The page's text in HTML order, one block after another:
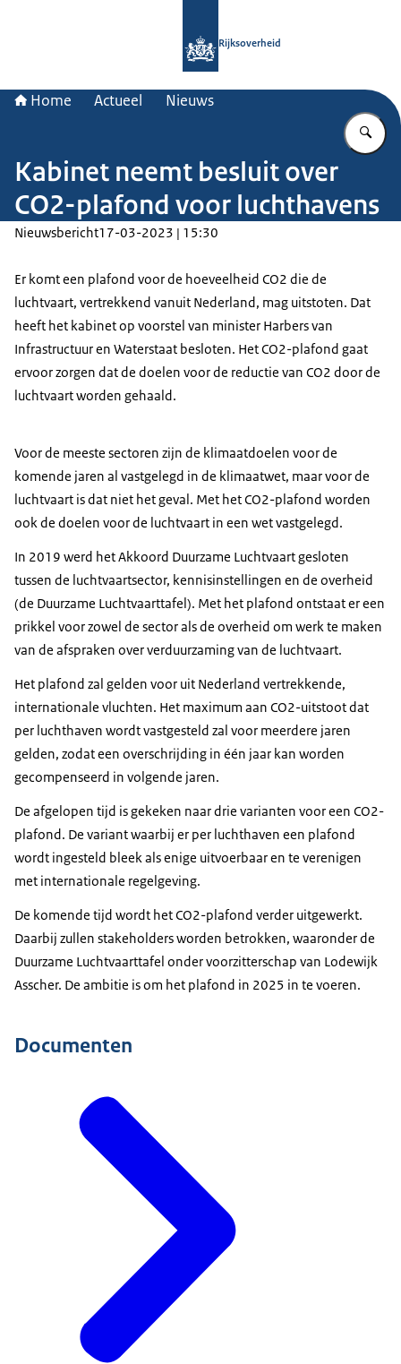
Rijksoverheid
Home Actueel Nieuws
Kabinet neemt besluit over
CO2-plafond voor luchthavens
Nieuwsbericht17-03-2023 | 15:30
Er komt een plafond voor de hoeveelheid CO2 die de
luchtvaart, vertrekkend vanuit Nederland, mag uitstoten. Dat
heeft het kabinet op voorstel van minister Harbers van
Infrastructuur en Waterstaat besloten. Het CO2-plafond gaat
ervoor zorgen dat de doelen voor de reductie van CO2 door de
luchtvaart worden gehaald.
Voor de meeste sectoren zijn de klimaatdoelen voor de
komende jaren al vastgelegd in de klimaatwet, maar voor de
luchtvaart is dat niet het geval. Met het CO2-plafond worden
ook de doelen voor de luchtvaart in een wet vastgelegd.
In 2019 werd het Akkoord Duurzame Luchtvaart gesloten
tussen de luchtvaartsector, kennisinstellingen en de overheid
(de Duurzame Luchtvaarttafel). Met het plafond ontstaat er een
prikkel voor zowel de sector als de overheid om werk te maken
van de afspraken over verduurzaming van de luchtvaart.
Het plafond zal gelden voor uit Nederland vertrekkende,
internationale vluchten. Het maximum aan CO2-uitstoot dat
per luchthaven wordt vastgesteld zal voor meerdere jaren
gelden, zodat een overschrijding in één jaar kan worden
gecompenseerd in volgende jaren.
De afgelopen tijd is gekeken naar drie varianten voor een CO2-
plafond. De variant waarbij er per luchthaven een plafond
wordt ingesteld bleek als enige uitvoerbaar en te verenigen
met internationale regelgeving.
De komende tijd wordt het CO2-plafond verder uitgewerkt.
Daarbij zullen stakeholders worden betrokken, waaronder de
Duurzame Luchtvaarttafel onder voorzitterschap van Lodewijk
Asscher. De ambitie is om het plafond in 2025 in te voeren.
Documenten